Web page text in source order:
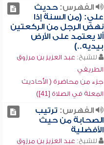
الفهرس:حديث
علي: (من السنة إذا
نهض الرجل من الركعتين
ألا يعتمد على الأرض
بيديه..)
للشيخ: عبد العزيز بن مرزوق
الطريفي
جزء من محاضرة ( الأحاديث
المعلة في الصلاة [41])
الفهرس: ترتيب
الصحابة من حيث
الأفضلية
للشيخ: عبد العزيز بن مرزوق